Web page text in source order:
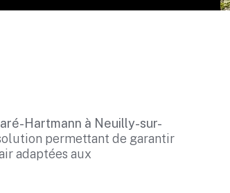
Hartmann à Neuilly-sur-
permettant de garantir
adaptées aux